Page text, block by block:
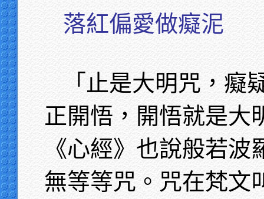
落紅偏愛做癡泥
「止是大明咒，癡
正開悟，開悟就是大
《心經》也說般若
無等等咒。咒在梵文